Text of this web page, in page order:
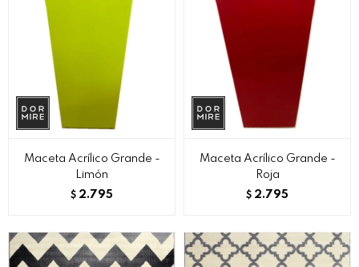
Maceta Acrílico Grande -
Limón
$ 2.795
Maceta Acrílico Grande -
Roja
$ 2.795